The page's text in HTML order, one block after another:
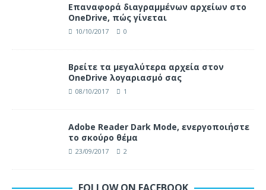
Επαναφορά διαγραμμένων αρχείων στο
OneDrive, πώς γίνεται
10/10/2017 0
Βρείτε τα μεγαλύτερα αρχεία στον
OneDrive λογαριασμό σας
08/10/2017 1
Adobe Reader Dark Mode, ενεργοποιήστε
το σκούρο θέμα
23/09/2017 2